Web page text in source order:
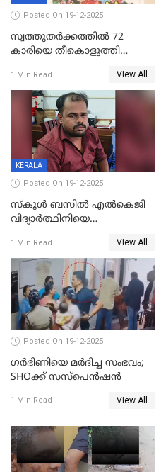
Posted On 19-12-2025
സ്വത്തുതര്‍ക്കത്തില്‍ 72
കാരിയെ തീകൊളുത്തി
ക്രൂരകൊലപാതകത്തില്‍
സഹോദരിപുത്രന് ജീവപര്യന്തം
1 Min Read View All
KERALA
Posted On 19-12-2025
സ്കൂൾ ബസിൽ എൽകെജി
വിദ്യാര്‍ത്ഥിനിയെ
ക്ലീനര്‍ പിടിയിൽ
1 Min Read View All
Posted On 19-12-2025
ഗര്‍ഭിണിയെ മർദിച്ച സംഭവം;
SHOക്ക് സസ്പെൻഷൻ
1 Min Read View All